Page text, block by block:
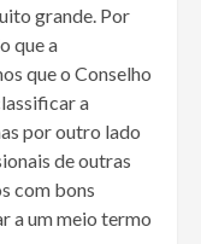
grande. Por
que a
que o Conselho
a
por outro lado
de outras
com bons
a um meio termo